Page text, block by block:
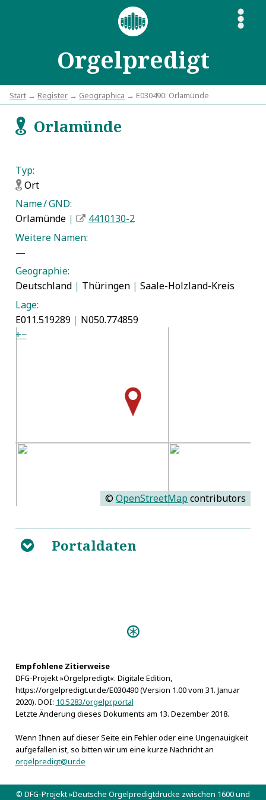
Orgelpredigt
S
Start → Register → Geographica → E030490: Orlamünde
fOrlamünde
Typ:
fOrt
Name / GND:
Orlamünde |
4410130-2
Weitere Namen:
—
Geographie:
Deutschland | Thüringen | Saale-Holzland-Kreis
Lage:
E011.519289 | N050.774859
+−
©OpenStreetMap contributors
B Portaldaten
Kostbare Bosische Orgel (Zwickau
Personen:
Bodenstein, Andreas Rudolff
Löber, Christian
Pflug, Johann
Strigenitz, Gregor
Empfohlene Zitierweise
DFG-Projekt »Orgelpredigt«. Digitale Edition,
https://orgelpredigt.ur.de/E030490 (Version 1.00 vom 31. Januar
2020). DOI: 10.5283/orgelpr.portal
Letzte Änderung dieses Dokuments am 13. Dezember 2018.
Wenn Ihnen auf dieser Seite ein Fehler oder eine Ungenauigkeit
aufgefallen ist, so bitten wir um eine kurze Nachricht an
orgelpredigt@ur.de
© DFG-Projekt »Deutsche Orgelpredigtdrucke zwischen 1600 und